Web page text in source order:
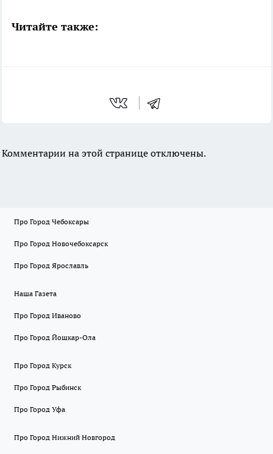
Читайте также:
Комментарии на этой странице отключены.
Про Город Чебоксары
Про Город Новочебоксарск
Про Город Ярославль
Наша Газета
Про Город Иваново
Про Город Йошкар-Ола
Про Город Курск
Про Город Рыбинск
Про Город Уфа
Про Город Нижний Новгород